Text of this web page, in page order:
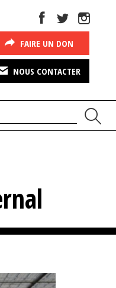
FAIRE UN DON
NOUS CONTACTER